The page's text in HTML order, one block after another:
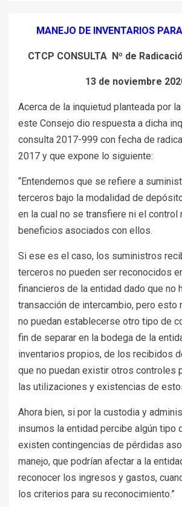
MANEJO DE INVENTARIOS
CTCP CONSULTA Nº de
13 de noviembre
Acerca de la inquietud planteada por
este Consejo dio respuesta a dicha
consulta 2017-999 con fecha de
2017 y que expone lo siguiente:
“Entendemos que se refiere a
terceros bajo la modalidad de
en la cual no se transfiere ni el
beneficios asociados con ellos.
Si ese es el caso, los suministros
terceros no pueden ser reconocidos
financieros de la entidad dado que no
transacción de intercambio, pero esto
no puedan establecerse otro tipo de
fin de separar en la bodega de la
inventarios propios, de los recibidos
que no puedan existir otros controles
las utilizaciones y existencias de
Ahora bien, si por la custodia y
insumos la entidad percibe algún tipo
existen contingencias de pérdidas
manejo, que podrían afectar a la
reconocer los ingresos y gastos,
los criterios para su reconocimiento.”